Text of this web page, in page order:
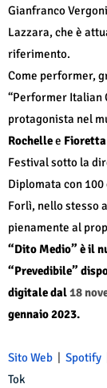
Gianfranco
Lazzara, che è
riferimento.
Come performer,
“Performer Italian
protagonista nel
Rochellee
Festival sotto la
Diplomata con
Forlì, nello stesso
pienamente al
“Dito Medio” è il
“Prevedibile”
digitale dal18
gennaio 2023.
Sito Web Spotify
Tok